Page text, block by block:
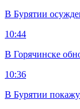
В Бурятии
10:44
В Горячинске
10:36
В Бурятии